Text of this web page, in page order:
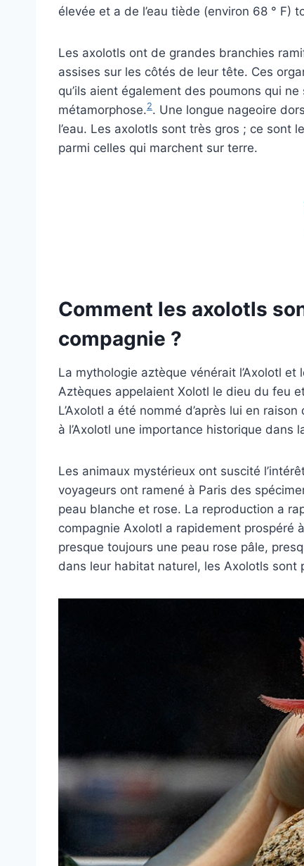
élevée et a de l’eau tiède (environ 68 ° F)
Les axolotls ont de grandes branchies
assises sur les côtés de leur tête. Ces
qu’ils aient également des poumons qui
métamorphose.2. Une longue nageoire
l’eau. Les axolotls sont très gros ; ce sont
parmi celles qui marchent sur terre.
Comment les axolotls
compagnie ?
La mythologie aztèque vénérait l’Axolotl et
Aztèques appelaient Xolotl le dieu du feu
L’Axolotl a été nommé d’après lui en
à l’Axolotl une importance historique dans
Les animaux mystérieux ont suscité
voyageurs ont ramené à Paris des
peau blanche et rose. La reproduction a
compagnie Axolotl a rapidement prospéré
presque toujours une peau rose pâle,
dans leur habitat naturel, les Axolotls sont